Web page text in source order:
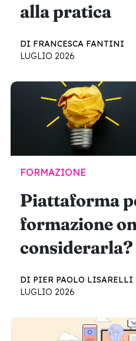
alla pratica
DI FRANCESCA FANTINI
LUGLIO 2026
FORMAZIONE
Piattaforma
formazione
considerarla?
DI PIER PAOLO LISARELLI
LUGLIO 2026